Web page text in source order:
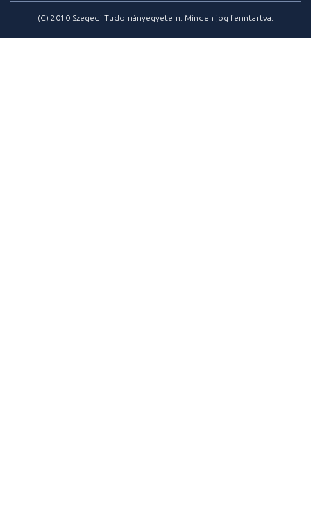
(C) 2010 Szegedi Tudományegyetem. Minden jog fenntartva.